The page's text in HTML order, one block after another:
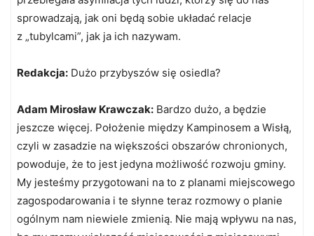
sprowadzają, jak oni będą sobie układać relacje
z „tubylcami”, jak ja ich nazywam.
Redakcja: Dużo przybyszów się osiedla?
Adam Mirosław Krawczak: Bardzo dużo, a będzie
jeszcze więcej. Położenie między Kampinosem a Wisłą,
czyli w zasadzie na większości obszarów chronionych,
powoduje, że to jest jedyna możliwość rozwoju gminy.
My jesteśmy przygotowani na to z planami miejscowego
zagospodarowania i te słynne teraz rozmowy o planie
ogólnym nam niewiele zmienią. Nie mają wpływu na nas,